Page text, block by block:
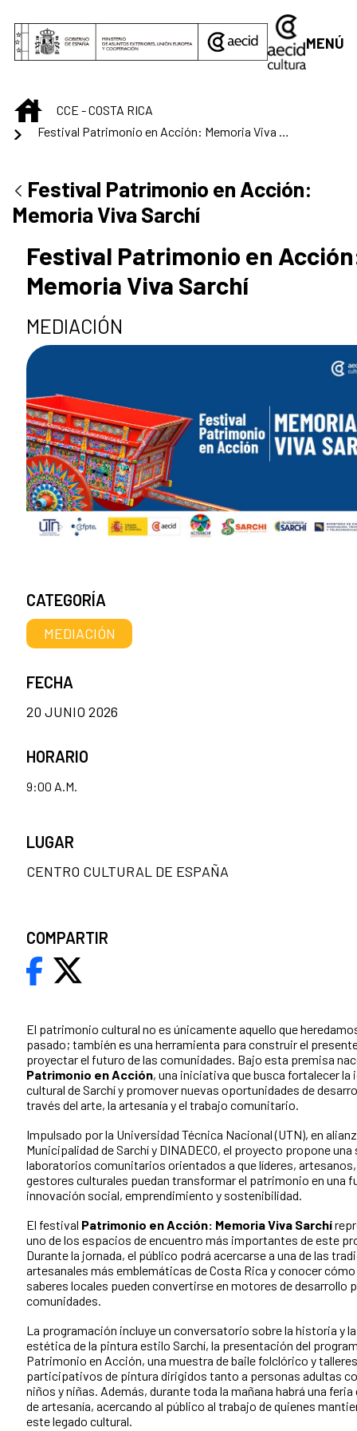
MENÚ
INICIO
CCE - COSTA RICA
Festival Patrimonio en Acción:
Memoria Viva Sarchí
Festival Patrimonio en
Memoria Viva Sarchí
MEDIACIÓN
El patrimonio cultural no es únicamente aquello que
pasado; también es una herramienta para construir el
proyectar el futuro de las comunidades. Bajo esta premisa
Patrimonio en Acción, una iniciativa que busca fortalecer la
cultural de Sarchí y promover nuevas oportunidades de
través del arte, la artesanía y el trabajo comunitario.
Impulsado por la Universidad Técnica Nacional (UTN), en
Municipalidad de Sarchí y DINADECO, el proyecto propone una
laboratorios comunitarios orientados a que líderes,
gestores culturales puedan transformar el patrimonio en una
innovación social, emprendimiento y sostenibilidad.
El festival Patrimonio en Acción: Memoria Viva Sarchí
uno de los espacios de encuentro más importantes de este
Durante la jornada, el público podrá acercarse a una de las
artesanales más emblemáticas de Costa Rica y conocer
saberes locales pueden convertirse en motores de desarrollo
comunidades.
La programación incluye un conversatorio sobre la historia y
estética de la pintura estilo Sarchí, la presentación del
Patrimonio en Acción, una muestra de baile folclórico y talleres
participativos de pintura dirigidos tanto a personas adultas
niños y niñas. Además, durante toda la mañana habrá una feria
de artesanía, acercando al público al trabajo de quienes
este legado cultural.
CATEGORÍA
MEDIACIÓN
FECHA
20 JUNIO 2026
HORARIO
9:00 A.M.
LUGAR
CENTRO CULTURAL DE ESPAÑA
COMPARTIR